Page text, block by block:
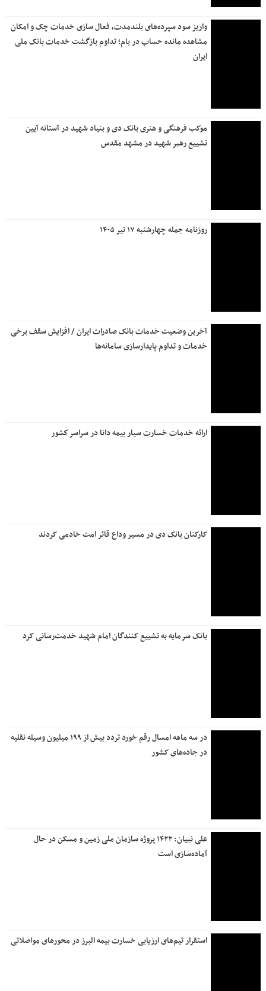
واریز سود سپرده‌های بلندمدت، فعال سازی خدمات چک و امکان
مشاهده مانده حساب در بام؛ تداوم بازگشت خدمات بانک ملی
ایران
موکب فرهنگی و هنری بانک دی و بنیاد شهید در آستانه آیین
تشییع رهبر شهید در مشهد مقدس
روزنامه جمله چهارشنبه ۱۷ تیر ۱۴۰۵
آخرین وضعیت خدمات بانک صادرات ایران / افزایش سقف برخی
خدمات و تداوم پایدارسازی سامانه‌ها
ارائه خدمات خسارت سیار بیمه دانا در سراسر كشور
کارکنان بانک دی در مسیر وداع قائر امت خادمی کردند
بانک سرمایه به تشییع کنندگان امام شهید خدمت‌رسانی کرد
در سه ماهه امسال رقم خورد تردد بیش از ۱۹۹ میلیون وسیله نقلیه
در جاده‌های کشور
علی نبیان: ۱۴۲۲ پروژه سازمان ملی زمین و مسکن در حال
آماده‌سازی است
استقرار تیم‌های ارزیابی خسارت بیمه البرز در محورهای مواصلاتی